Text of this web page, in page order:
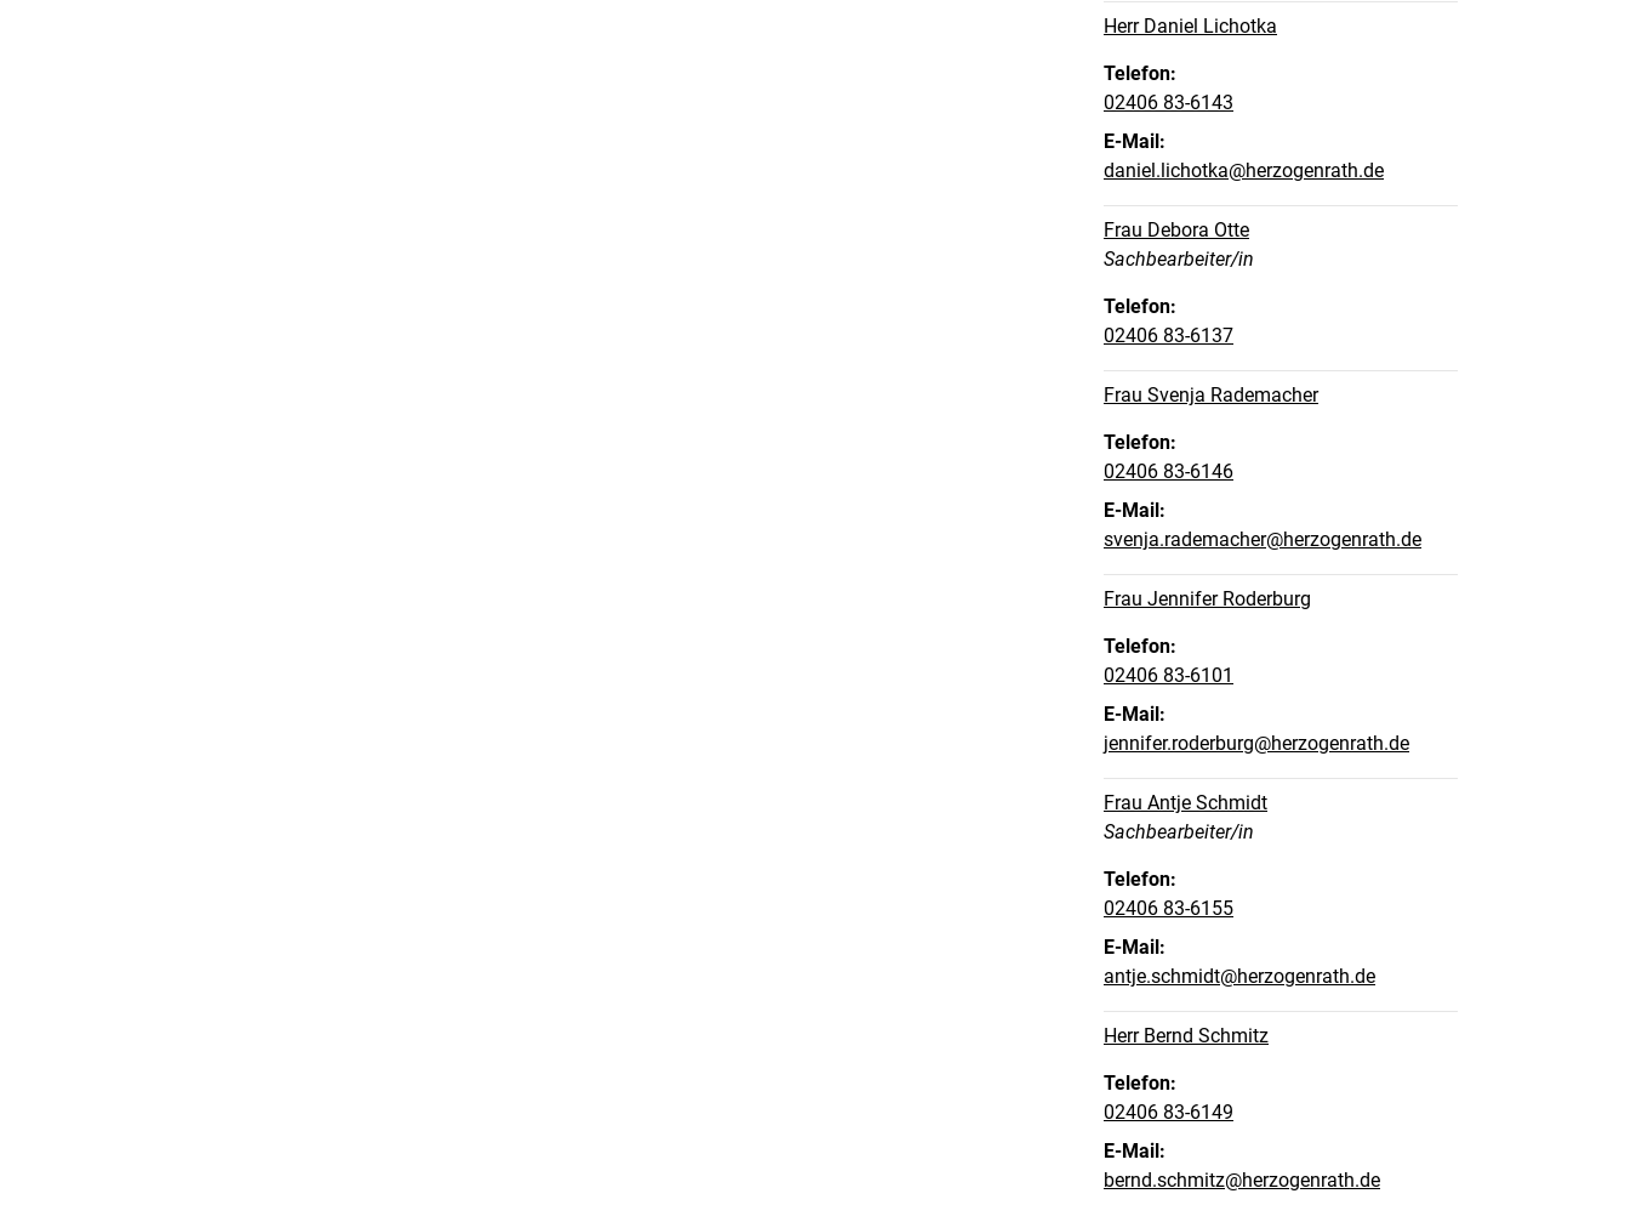
Herr Daniel Lichotka
Telefon:
02406 83-6143
E-Mail:
daniel.lichotka@herzogenrath.de
Frau Debora Otte
Position:
Sachbearbeiter/in
Telefon:
02406 83-6137
Frau Svenja Rademacher
Telefon:
02406 83-6146
E-Mail:
svenja.rademacher@herzogenrath.de
Frau Jennifer Roderburg
Telefon:
02406 83-6101
E-Mail:
jennifer.roderburg@herzogenrath.de
Frau Antje Schmidt
Position:
Sachbearbeiter/in
Telefon:
02406 83-6155
E-Mail:
antje.schmidt@herzogenrath.de
Herr Bernd Schmitz
Telefon:
02406 83-6149
E-Mail:
bernd.schmitz@herzogenrath.de